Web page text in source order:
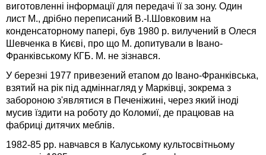
виготовленні інформації для передачі її за зону. Один
лист М., дрібно переписаний В.-І.Шовковим на
конденсаторному папері, був 1980 р. вилучений в Олеся
Шевченка в Києві, про що М. допитували в Івано-
Франківському КГБ. М. не зізнався.
У березні 1977 привезений етапом до Івано-Франківська,
взятий на рік під адміннагляд у Марківці, зокрема з
забороною з'являтися в Печеніжині, через який іноді
мусив їздити на роботу до Коломиї, де працював на
фабриці дитячих меблів.
1982-85 рр. навчався в Калуському культосвітньому